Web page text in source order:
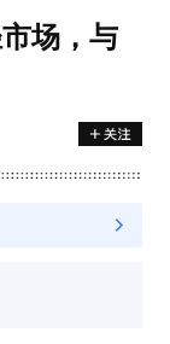
场，与